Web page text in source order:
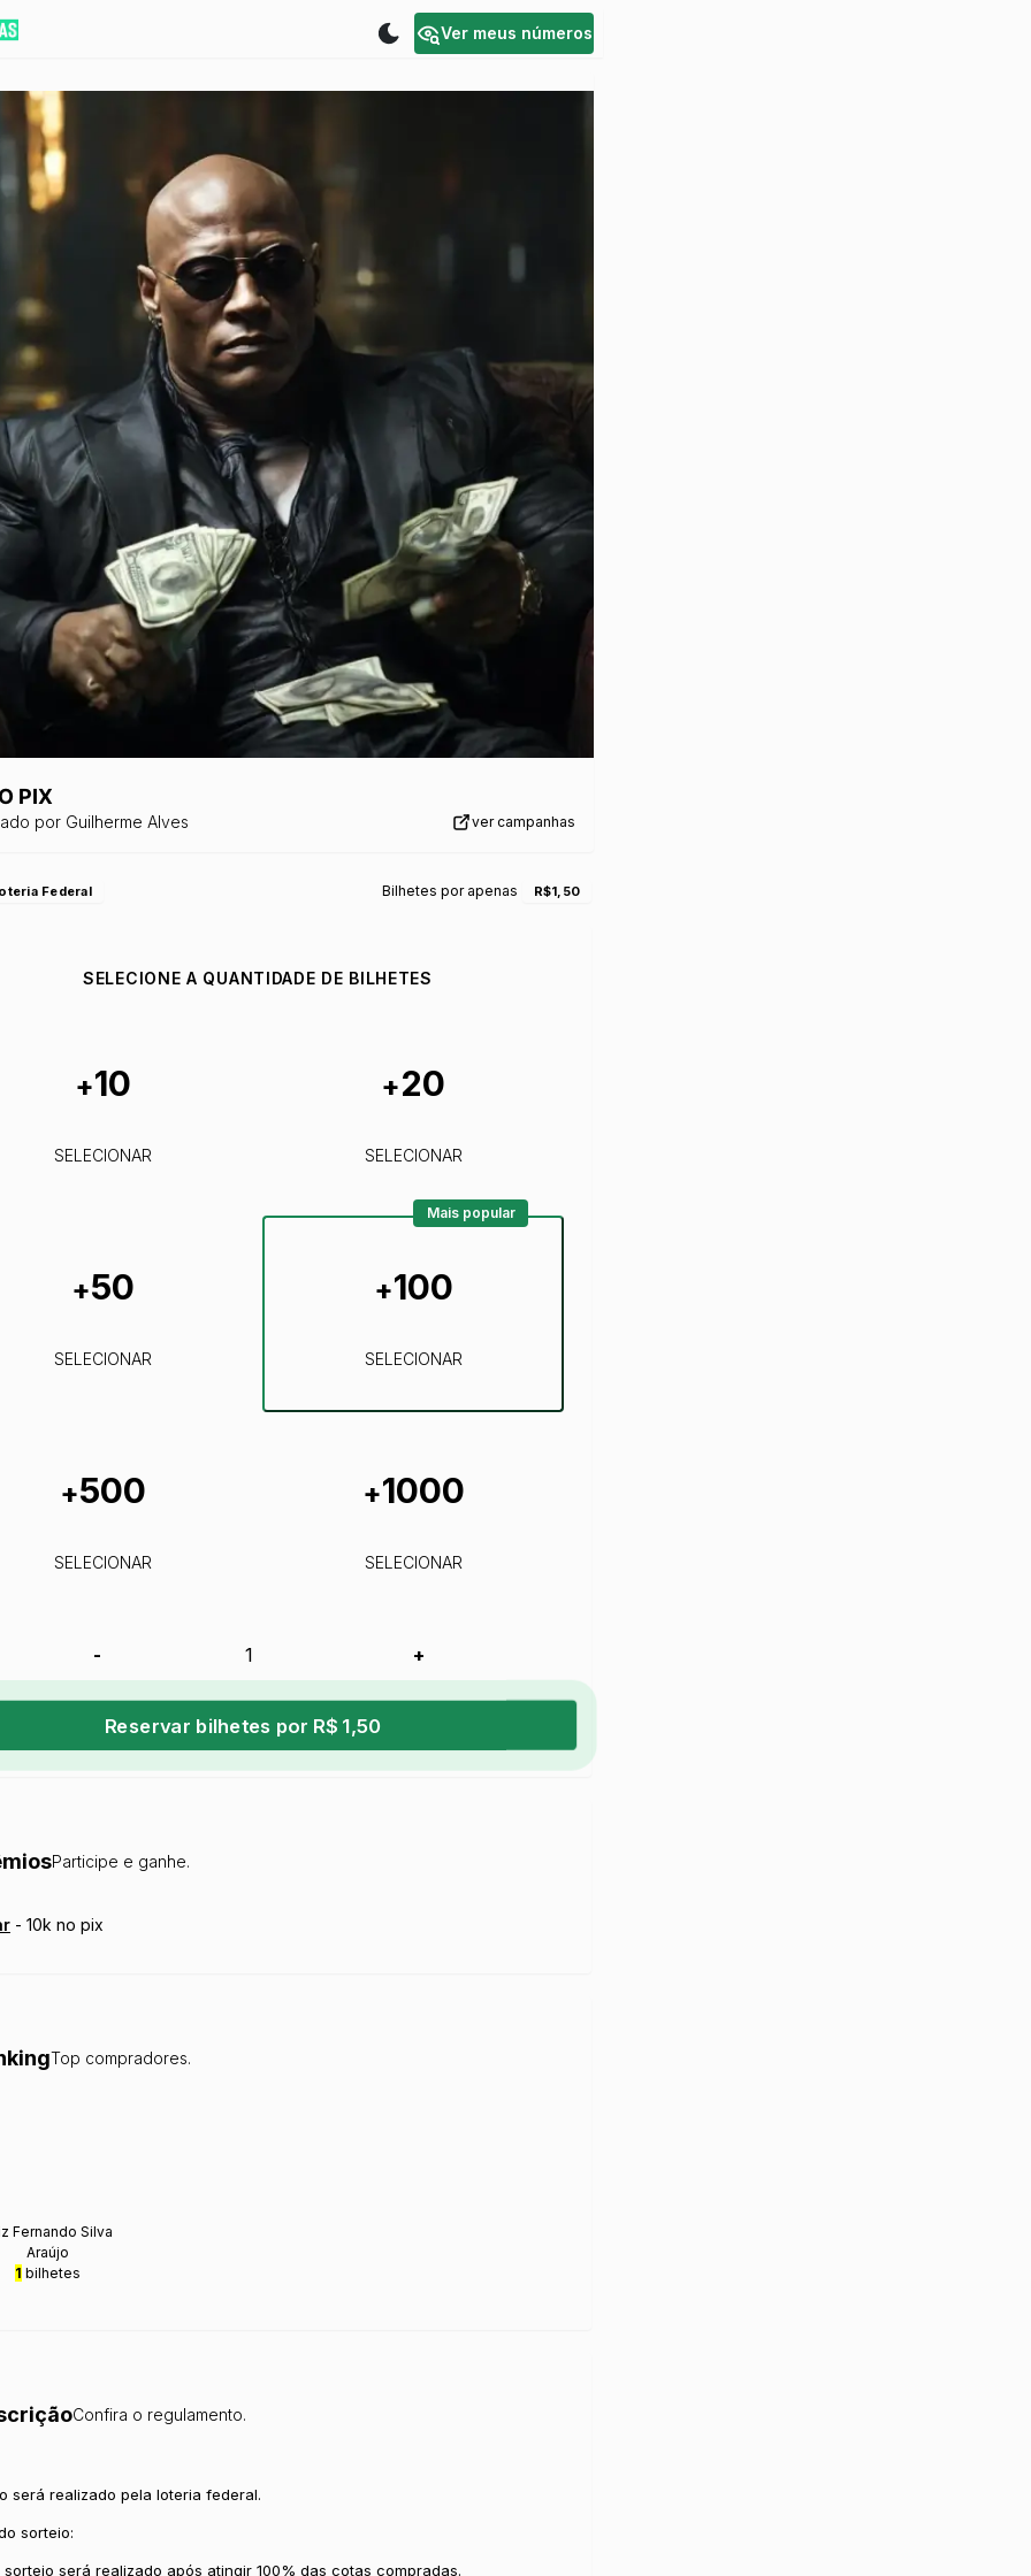
Ver meus números
PIX
por Guilherme Alves ver campanhas
Federal Bilhetes por apenas R$1,50
SELECIONE A QUANTIDADE DE BILHETES
+10
SELECIONAR
+20
SELECIONAR
+50
SELECIONAR
+100
SELECIONAR
Mais popular
+500
SELECIONAR
+1000
SELECIONAR
- +
Reservar bilhetes por R$ 1,50
Participe e ganhe.
- 10k no pix
Top compradores.
Fernando Silva
Araújo
1 bilhetes
Confira o regulamento.
será realizado pela loteria federal.
sorteio:
sorteio será realizado após atingir 100% das cotas compradas.